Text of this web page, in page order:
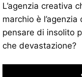
L’agenzia creativa
marchio è
pensare di insolito
che devastazione?